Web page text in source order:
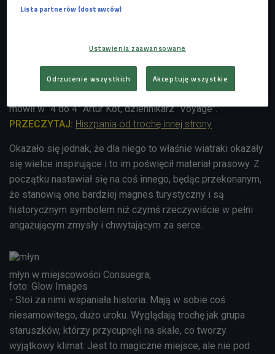
Dla większości osób automatycznym skojarzeniem z La
Byłem pozytywnie zaskoczony, bo na szczęście jest w tym
Mamy tam pełno zamków, wodospadów z turkusową wodą,
więc nie jesteśmy skazani tylko na jeden rodzaj widoków -
mówił w "4 do 4" Artur Kot, dziennikarz "Voyage".
PRZECZYTAJ: Hiszpania od trochę innej strony
Okazało się jednak, że dla niego to właśnie wiatraki okazały
się wielce inspirujące i to im poświęcił materiał prasowy. Z
początku nastawiał się na coś innego, będąc przekonanym,
że stanowią one bardziej magnes turystyczny i są
historycznym symbolem niż czymś rzeczywiście w pełni
angażującym zmysły i chwytającym za serce.
młyn w miejscowości Consuegra;
foto: Glow Images
- Stoi za nimi wspaniała historia. Mają w sobie coś
niesamowitego, dużo uroku. Wyglądają trochę jak grupa
staruszków, którzy przycupnęli na skale, co tworzy
wyjątkowy klimat. Jest to magiczne miejsce, ale nie pod
Lista partnerów (dostawców)
Ustawienia zaawansowane
Odrzucenie wszystkich Akceptuję wszystkie